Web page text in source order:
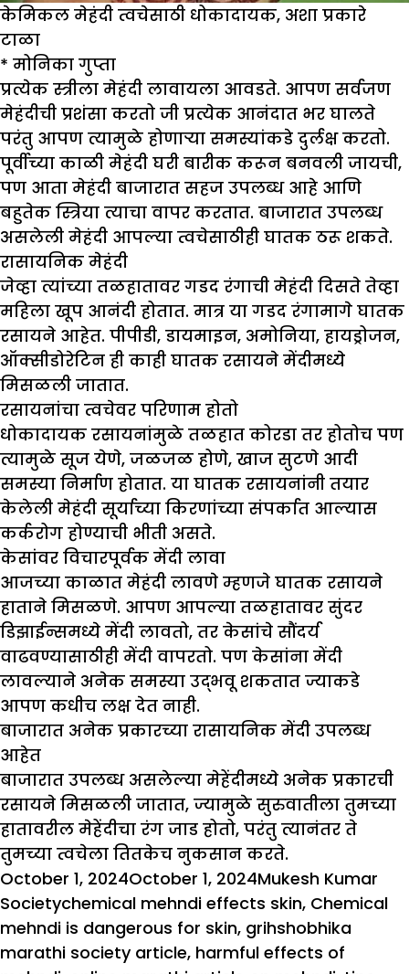
केमिकल मेहंदी त्वचेसाठी धोकादायक, अशा प्रकारे
टाळा
* मोनिका गुप्ता
प्रत्येक स्त्रीला मेहंदी लावायला आवडते. आपण सर्वजण
मेहंदीची प्रशंसा करतो जी प्रत्येक आनंदात भर घालते
परंतु आपण त्यामुळे होणाऱ्या समस्यांकडे दुर्लक्ष करतो.
पूर्वीच्या काळी मेहंदी घरी बारीक करून बनवली जायची,
पण आता मेहंदी बाजारात सहज उपलब्ध आहे आणि
बहुतेक स्त्रिया त्याचा वापर करतात. बाजारात उपलब्ध
असलेली मेहंदी आपल्या त्वचेसाठीही घातक ठरू शकते.
रासायनिक मेहंदी
जेव्हा त्यांच्या तळहातावर गडद रंगाची मेहंदी दिसते तेव्हा
महिला खूप आनंदी होतात. मात्र या गडद रंगामागे घातक
रसायने आहेत. पीपीडी, डायमाइन, अमोनिया, हायड्रोजन,
ऑक्सीडोरेटिन ही काही घातक रसायने मेंदीमध्ये
मिसळली जातात.
रसायनांचा त्वचेवर परिणाम होतो
धोकादायक रसायनांमुळे तळहात कोरडा तर होतोच पण
त्यामुळे सूज येणे, जळजळ होणे, खाज सुटणे आदी
समस्या निर्माण होतात. या घातक रसायनांनी तयार
केलेली मेहंदी सूर्याच्या किरणांच्या संपर्कात आल्यास
कर्करोग होण्याची भीती असते.
केसांवर विचारपूर्वक मेंदी लावा
आजच्या काळात मेहंदी लावणे म्हणजे घातक रसायने
हाताने मिसळणे. आपण आपल्या तळहातावर सुंदर
डिझाईन्समध्ये मेंदी लावतो, तर केसांचे सौंदर्य
वाढवण्यासाठीही मेंदी वापरतो. पण केसांना मेंदी
लावल्याने अनेक समस्या उद्भवू शकतात ज्याकडे
आपण कधीच लक्ष देत नाही.
बाजारात अनेक प्रकारच्या रासायनिक मेंदी उपलब्ध
आहेत
बाजारात उपलब्ध असलेल्या मेहेंदीमध्ये अनेक प्रकारची
रसायने मिसळली जातात, ज्यामुळे सुरुवातीला तुमच्या
हातावरील मेहेंदीचा रंग जाड होतो, परंतु त्यानंतर ते
तुमच्या त्वचेला तितकेच नुकसान करते.
Posted
on
October 1, 2024October 1, 2024Author
Mukesh Kumar
SocietyTags
chemical mehndi effects skin, Chemical
mehndi is dangerous for skin, grihshobhika
marathi society article, harmful effects of